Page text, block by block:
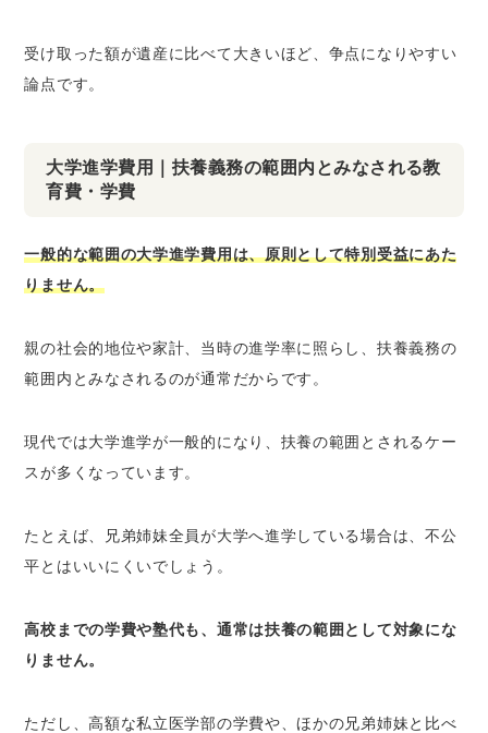
受け取った額が遺産に比べて大きいほど、争点になりやすい
論点です。
大学進学費用｜扶養義務の範囲内とみなされる教
育費・学費
一般的な範囲の大学進学費用は、原則として特別受益にあた
りません。
親の社会的地位や家計、当時の進学率に照らし、扶養義務の
範囲内とみなされるのが通常だからです。
現代では大学進学が一般的になり、扶養の範囲とされるケー
スが多くなっています。
たとえば、兄弟姉妹全員が大学へ進学している場合は、不公
平とはいいにくいでしょう。
高校までの学費や塾代も、通常は扶養の範囲として対象にな
りません。
ただし、高額な私立医学部の学費や、ほかの兄弟姉妹と比べ